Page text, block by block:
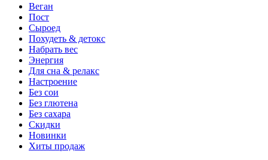
Веган
Пост
Сыроед
Похудеть & детокс
Набрать вес
Энергия
Для сна & релакс
Настроение
Без сои
Без глютена
Без сахара
Скидки
Новинки
Хиты продаж